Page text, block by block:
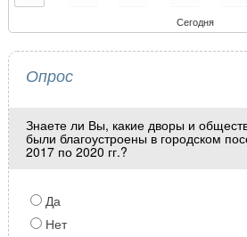
Сегодня
Опрос
Знаете ли Вы, какие дворы и
были благоустроены в городском
2017 по 2020 гг.?
Да
Нет